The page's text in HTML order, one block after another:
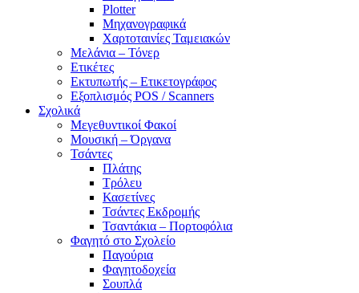
Plotter
Μηχανογραφικά
Χαρτοταινίες Ταμειακών
Μελάνια – Τόνερ
Ετικέτες
Εκτυπωτής – Ετικετογράφος
Εξοπλισμός POS / Scanners
Σχολικά
Μεγεθυντικοί Φακοί
Μουσική – Όργανα
Τσάντες
Πλάτης
Τρόλευ
Κασετίνες
Τσάντες Εκδρομής
Τσαντάκια – Πορτοφόλια
Φαγητό στο Σχολείο
Παγούρια
Φαγητοδοχεία
Σουπλά